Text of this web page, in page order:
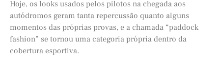
Hoje, os looks usados pelos pilotos na chegada aos
autódromos geram tanta repercussão quanto alguns
momentos das próprias provas, e a chamada “paddock
fashion” se tornou uma categoria própria dentro da
cobertura esportiva.